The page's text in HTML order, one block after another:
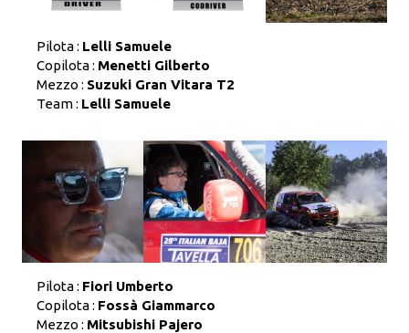
Pilota : Lelli Samuele
Copilota : Menetti Gilberto
Mezzo : Suzuki Gran Vitara T2
Team : Lelli Samuele
Pilota : Fiori Umberto
Copilota : Fossà Giammarco
Mezzo : Mitsubishi Pajero